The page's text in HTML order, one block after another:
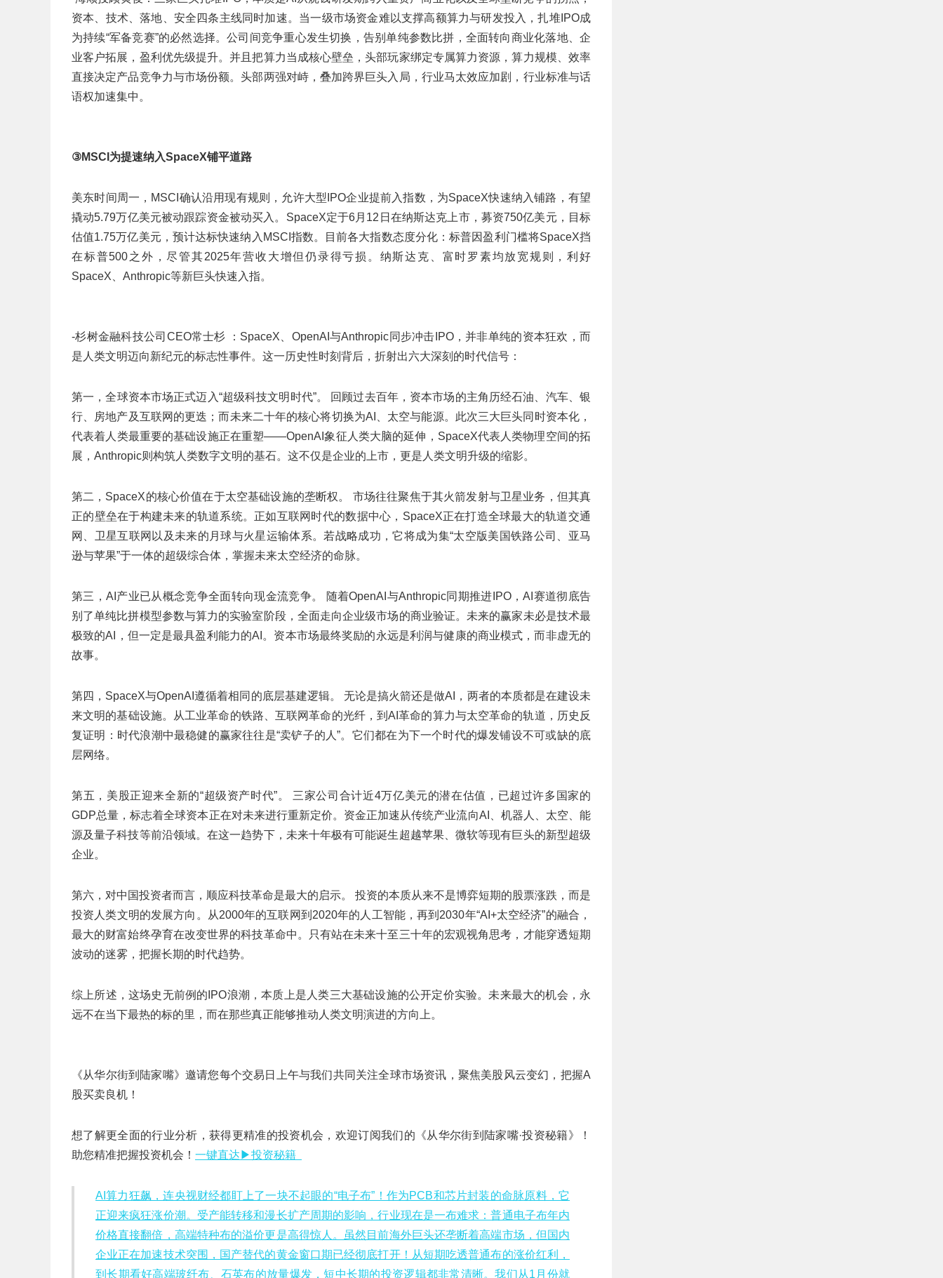
资本、技术、落地、安全四条主线同时加速。当一级市场资金难以支撑高额算力与研发投入，扎堆IPO成
为持续“军备竞赛”的必然选择。公司间竞争重心发生切换，告别单纯参数比拼，全面转向商业化落地、企
业客户拓展，盈利优先级提升。并且把算力当成核心壁垒，头部玩家绑定专属算力资源，算力规模、效率
直接决定产品竞争力与市场份额。头部两强对峙，叠加跨界巨头入局，行业马太效应加剧，行业标准与话
语权加速集中。
③MSCI为提速纳入SpaceX铺平道路
美东时间周一，MSCI确认沿用现有规则，允许大型IPO企业提前入指数，为SpaceX快速纳入铺路，有望
撬动5.79万亿美元被动跟踪资金被动买入。SpaceX定于6月12日在纳斯达克上市，募资750亿美元，目标
估值1.75万亿美元，预计达标快速纳入MSCI指数。目前各大指数态度分化：标普因盈利门槛将SpaceX挡
在标普500之外，尽管其2025年营收大增但仍录得亏损。纳斯达克、富时罗素均放宽规则，利好
SpaceX、Anthropic等新巨头快速入指。
-杉树金融科技公司CEO常士杉 ：SpaceX、OpenAI与Anthropic同步冲击IPO，并非单纯的资本狂欢，而
是人类文明迈向新纪元的标志性事件。这一历史性时刻背后，折射出六大深刻的时代信号：
第一，全球资本市场正式迈入“超级科技文明时代”。 回顾过去百年，资本市场的主角历经石油、汽车、银
行、房地产及互联网的更迭；而未来二十年的核心将切换为AI、太空与能源。此次三大巨头同时资本化，
代表着人类最重要的基础设施正在重塑——OpenAI象征人类大脑的延伸，SpaceX代表人类物理空间的拓
展，Anthropic则构筑人类数字文明的基石。这不仅是企业的上市，更是人类文明升级的缩影。
第二，SpaceX的核心价值在于太空基础设施的垄断权。 市场往往聚焦于其火箭发射与卫星业务，但其真
正的壁垒在于构建未来的轨道系统。正如互联网时代的数据中心，SpaceX正在打造全球最大的轨道交通
网、卫星互联网以及未来的月球与火星运输体系。若战略成功，它将成为集“太空版美国铁路公司、亚马
逊与苹果”于一体的超级综合体，掌握未来太空经济的命脉。
第三，AI产业已从概念竞争全面转向现金流竞争。 随着OpenAI与Anthropic同期推进IPO，AI赛道彻底告
别了单纯比拼模型参数与算力的实验室阶段，全面走向企业级市场的商业验证。未来的赢家未必是技术最
极致的AI，但一定是最具盈利能力的AI。资本市场最终奖励的永远是利润与健康的商业模式，而非虚无的
故事。
第四，SpaceX与OpenAI遵循着相同的底层基建逻辑。 无论是搞火箭还是做AI，两者的本质都是在建设未
来文明的基础设施。从工业革命的铁路、互联网革命的光纤，到AI革命的算力与太空革命的轨道，历史反
复证明：时代浪潮中最稳健的赢家往往是“卖铲子的人”。它们都在为下一个时代的爆发铺设不可或缺的底
层网络。
第五，美股正迎来全新的“超级资产时代”。 三家公司合计近4万亿美元的潜在估值，已超过许多国家的
GDP总量，标志着全球资本正在对未来进行重新定价。资金正加速从传统产业流向AI、机器人、太空、能
源及量子科技等前沿领域。在这一趋势下，未来十年极有可能诞生超越苹果、微软等现有巨头的新型超级
企业。
第六，对中国投资者而言，顺应科技革命是最大的启示。 投资的本质从来不是博弈短期的股票涨跌，而是
投资人类文明的发展方向。从2000年的互联网到2020年的人工智能，再到2030年“AI+太空经济”的融合，
最大的财富始终孕育在改变世界的科技革命中。只有站在未来十至三十年的宏观视角思考，才能穿透短期
波动的迷雾，把握长期的时代趋势。
综上所述，这场史无前例的IPO浪潮，本质上是人类三大基础设施的公开定价实验。未来最大的机会，永
远不在当下最热的标的里，而在那些真正能够推动人类文明演进的方向上。
《从华尔街到陆家嘴》邀请您每个交易日上午与我们共同关注全球市场资讯，聚焦美股风云变幻，把握A
股买卖良机！
想了解更全面的行业分析，获得更精准的投资机会，欢迎订阅我们的《从华尔街到陆家嘴·投资秘籍》！
助您精准把握投资机会！ 一键直达▶投资秘籍
AI算力狂飙，连央视财经都盯上了一块不起眼的“电子布”！作为PCB和芯片封装的命脉原料，它
正迎来疯狂涨价潮。受产能转移和漫长扩产周期的影响，行业现在是一布难求：普通电子布年内
价格直接翻倍，高端特种布的溢价更是高得惊人。虽然目前海外巨头还垄断着高端市场，但国内
企业正在加速技术突围，国产替代的黄金窗口期已经彻底打开！从短期吃透普通布的涨价红利，
到长期看好高端玻纤布、石英布的放量爆发，短中长期的投资逻辑都非常清晰。我们从1月份就